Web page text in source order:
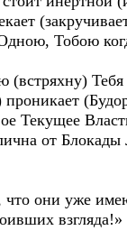
Тобою
Текущее
от
что они уже